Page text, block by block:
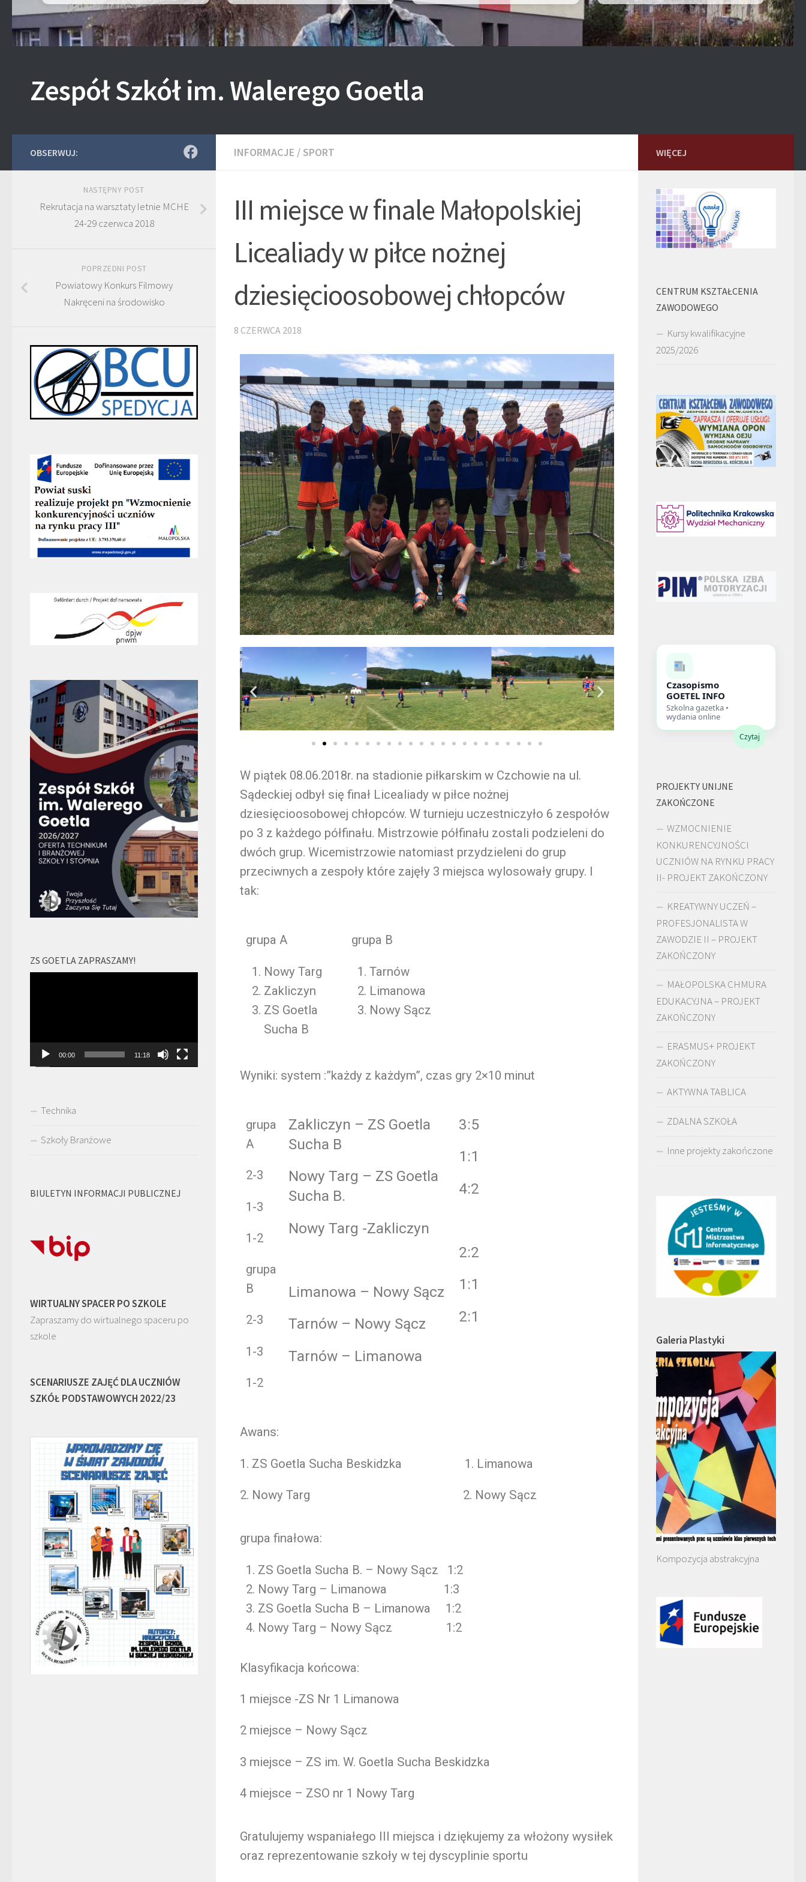
Zespół Szkół im. Walerego Goetla
INFORMACJE / SPORT
III miejsce w finale Małopolskiej
Licealiady w piłce nożnej
dziesięcioosobowej chłopców
8 CZERWCA 2018
W piątek 08.06.2018r. na stadionie piłkarskim w Czchowie na ul.
Sądeckiej odbył się finał Licealiady w piłce nożnej
dziesięcioosobowej chłopców. W turnieju uczestniczyło 6 zespołów
po 3 z każdego półfinału. Mistrzowie półfinału zostali podzieleni do
dwóch grup. Wicemistrzowie natomiast przydzieleni do grup
przeciwnych a zespoły które zajęły 3 miejsca wylosowały grupy. I
tak:
grupa A
Nowy Targ
Zakliczyn
ZS Goetla
Sucha B
grupa B
Tarnów
Limanowa
Nowy Sącz
Wyniki: system :”każdy z każdym”, czas gry 2×10 minut
grupa
A
2-3
1-3
1-2
grupa
B
2-3
1-3
1-2
Zakliczyn – ZS Goetla
Sucha B
Nowy Targ – ZS Goetla
Sucha B.
Nowy Targ -Zakliczyn
Limanowa – Nowy Sącz
Tarnów – Nowy Sącz
Tarnów – Limanowa
3:5
1:1
4:2
2:2
1:1
2:1
Awans:
1. ZS Goetla Sucha Beskidzka 1. Limanowa
2. Nowy Targ 2. Nowy Sącz
grupa finałowa:
ZS Goetla Sucha B. – Nowy Sącz 1:2
Nowy Targ – Limanowa 1:3
ZS Goetla Sucha B – Limanowa 1:2
Nowy Targ – Nowy Sącz 1:2
Klasyfikacja końcowa:
1 miejsce -ZS Nr 1 Limanowa
2 miejsce – Nowy Sącz
3 miejsce – ZS im. W. Goetla Sucha Beskidzka
4 miejsce – ZSO nr 1 Nowy Targ
Gratulujemy wspaniałego III miejsca i dziękujemy za włożony wysiłek
oraz reprezentowanie szkoły w tej dyscyplinie sportu
OBSERWUJ:
NASTĘPNY POST
Rekrutacja na warsztaty letnie MCHE
24-29 czerwca 2018
POPRZEDNI POST
Powiatowy Konkurs Filmowy
Nakręceni na środowisko
ZS GOETLA ZAPRASZAMY!
00:00 11:18
Technika
Szkoły Branżowe
BIULETYN INFORMACJI PUBLICZNEJ
WIRTUALNY SPACER PO SZKOLE
Zapraszamy do wirtualnego spaceru po
szkole
SCENARIUSZE ZAJĘĆ DLA UCZNIÓW
SZKÓŁ PODSTAWOWYCH 2022/23
WIĘCEJ
CENTRUM KSZTAŁCENIA
ZAWODOWEGO
Kursy kwalifikacyjne
2025/2026
Czasopismo
GOETEL INFO
Szkolna gazetka •
wydania online
Czytaj
PROJEKTY UNIJNE
ZAKOŃCZONE
WZMOCNIENIE
KONKURENCYJNOŚCI
UCZNIÓW NA RYNKU PRACY
II- PROJEKT ZAKOŃCZONY
KREATYWNY UCZEŃ –
PROFESJONALISTA W
ZAWODZIE II – PROJEKT
ZAKOŃCZONY
MAŁOPOLSKA CHMURA
EDUKACYJNA – PROJEKT
ZAKOŃCZONY
ERASMUS+ PROJEKT
ZAKOŃCZONY
AKTYWNA TABLICA
ZDALNA SZKOŁA
Inne projekty zakończone
Galeria Plastyki
Kompozycja abstrakcyjna